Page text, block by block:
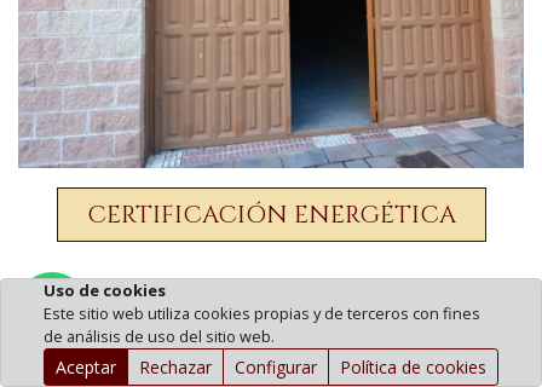
CERTIFICACIÓN ENERGÉTICA
Pedir información por WhatsApp
Uso de cookies
Este sitio web utiliza cookies propias y de terceros con fines
de análisis de uso del sitio web.
Aceptar Rechazar Configurar Política de cookies